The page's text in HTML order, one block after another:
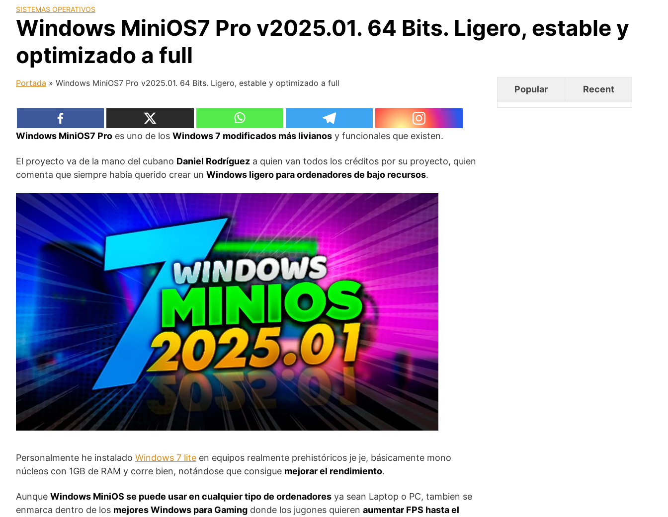
SISTEMAS OPERATIVOS
Windows MiniOS7 Pro v2025.01. 64 Bits. Ligero, estable y
optimizado a full
Portada » Windows MiniOS7 Pro v2025.01. 64 Bits. Ligero, estable y optimizado a full
Windows MiniOS7 Pro es uno de los Windows 7 modificados más livianos y funcionales que existen.
El proyecto va de la mano del cubano Daniel Rodríguez a quien van todos los créditos por su proyecto, quien
comenta que siempre había querido crear un Windows ligero para ordenadores de bajo recursos.
Personalmente he instalado Windows 7 lite en equipos realmente prehistóricos je je, básicamente mono
núcleos con 1GB de RAM y corre bien, notándose que consigue mejorar el rendimiento.
Aunque Windows MiniOS se puede usar en cualquier tipo de ordenadores ya sean Laptop o PC, tambien se
enmarca dentro de los mejores Windows para Gaming donde los jugones quieren aumentar FPS hasta el
Popular Recent